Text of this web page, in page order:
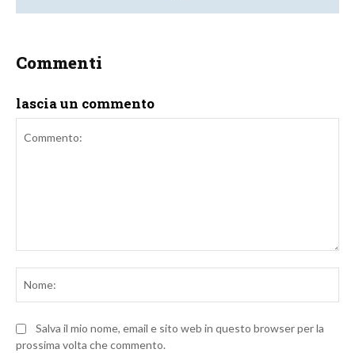
Commenti
lascia un commento
Salva il mio nome, email e sito web in questo browser per la
prossima volta che commento.